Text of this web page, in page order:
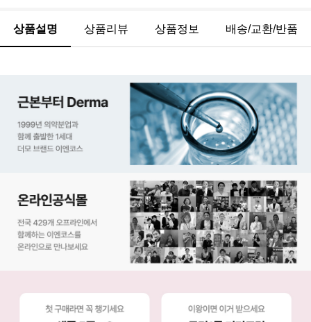
상품설명 상품리뷰 상품정보 배송/교환/반품